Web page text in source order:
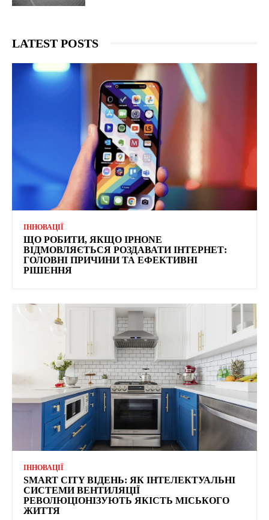
LATEST POSTS
ІННОВАЦІЇ
ЩО РОБИТИ, ЯКЩО IPHONE
ВІДМОВЛЯЄТЬСЯ РОЗДАВАТИ ІНТЕРНЕТ:
ГОЛОВНІ ПРИЧИНИ ТА ЕФЕКТИВНІ
РІШЕННЯ
ІННОВАЦІЇ
SMART CITY ВІДЕНЬ: ЯК ІНТЕЛЕКТУАЛЬНІ
СИСТЕМИ ВЕНТИЛЯЦІЇ
РЕВОЛЮЦІОНІЗУЮТЬ ЯКІСТЬ МІСЬКОГО
ЖИТТЯ